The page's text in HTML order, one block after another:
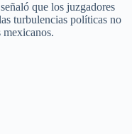
que los juzgadores
turbulencias políticas no
mexicanos.